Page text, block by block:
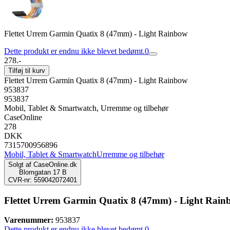
Flettet Urrem Garmin Quatix 8 (47mm) - Light Rainbow
Dette produkt er endnu ikke blevet bedømt.0
278.-
Tilføj til kurv
Flettet Urrem Garmin Quatix 8 (47mm) - Light Rainbow
953837
953837
Mobil, Tablet & Smartwatch, Urremme og tilbehør
CaseOnline
278
DKK
7315700956896
Mobil, Tablet & SmartwatchUrremme og tilbehør
Solgt af CaseOnline.dk
Blomgatan 17 B
CVR-nr: 559042072401
Flettet Urrem Garmin Quatix 8 (47mm) - Light
Varenummer: 953837